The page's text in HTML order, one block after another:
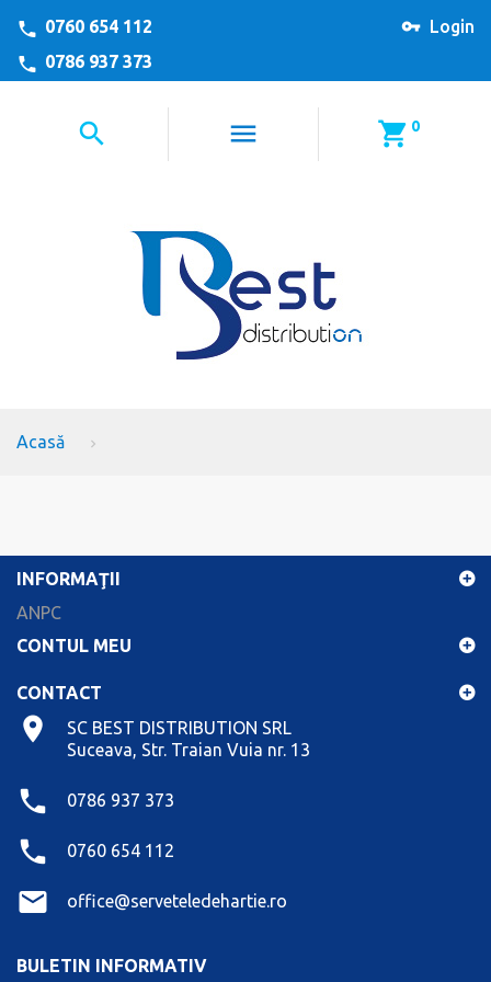
Login
0760 654 112
0786 937 373
0
Acasă
INFORMAŢII
ANPC
CONTUL MEU
CONTACT
SC BEST DISTRIBUTION SRL
Suceava, Str. Traian Vuia nr. 13
0786 937 373
0760 654 112
office@serveteledehartie.ro
BULETIN INFORMATIV